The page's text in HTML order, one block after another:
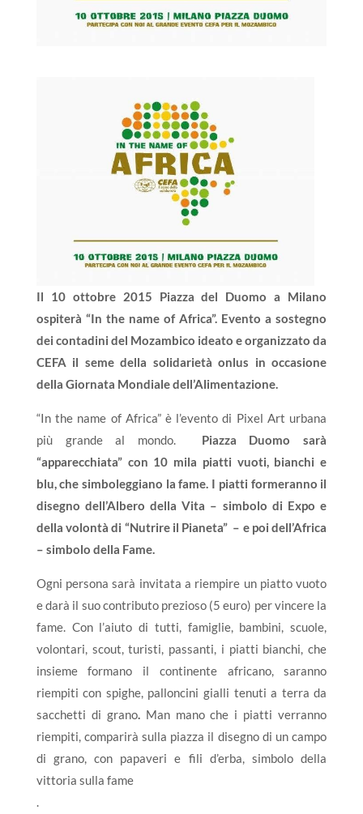
Il 10 ottobre 2015 Piazza del Duomo a Milano
ospiterà “In the name of Africa”. Evento a sostegno
dei contadini del Mozambico ideato e organizzato da
CEFA il seme della solidarietà onlus in occasione
della Giornata Mondiale dell’Alimentazione.
“In the name of Africa” è l’evento di Pixel Art urbana
più grande al mondo. Piazza Duomo sarà
“apparecchiata” con 10 mila piatti vuoti, bianchi e
blu, che simboleggiano la fame. I piatti formeranno il
disegno dell’Albero della Vita – simbolo di Expo e
della volontà di “Nutrire il Pianeta” – e poi dell’Africa
– simbolo della Fame.
Ogni persona sarà invitata a riempire un piatto vuoto
e darà il suo contributo prezioso (5 euro) per vincere la
fame. Con l’aiuto di tutti, famiglie, bambini, scuole,
volontari, scout, turisti, passanti, i piatti bianchi, che
insieme formano il continente africano, saranno
riempiti con spighe, palloncini gialli tenuti a terra da
sacchetti di grano. Man mano che i piatti verranno
riempiti, comparirà sulla piazza il disegno di un campo
di grano, con papaveri e fili d’erba, simbolo della
vittoria sulla fame